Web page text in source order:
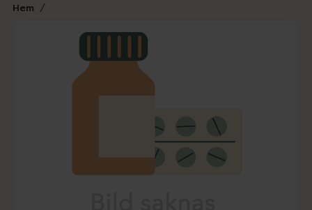
Hem
Lista: . Innehåller 1 objekt.